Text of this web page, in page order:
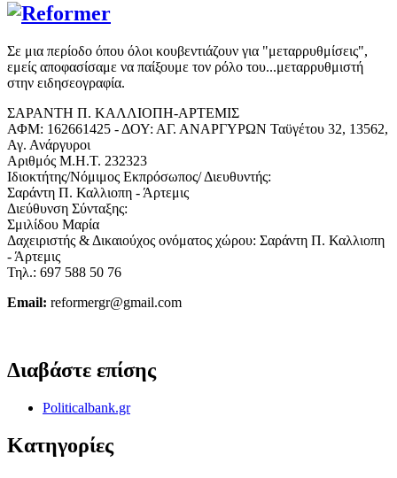
Σε μια περίοδο όπου όλοι κουβεντιάζουν για "μεταρρυθμίσεις",
εμείς αποφασίσαμε να παίξουμε τον ρόλο του...μεταρρυθμιστή
στην ειδησεογραφία.
ΣΑΡΑΝΤΗ Π. ΚΑΛΛΙΟΠΗ-ΑΡΤΕΜΙΣ
ΑΦΜ: 162661425 - ΔΟΥ: ΑΓ. ΑΝΑΡΓΥΡΩΝ Ταϋγέτου 32, 13562,
Αγ. Ανάργυροι
Αριθμός Μ.Η.Τ. 232323
Ιδιοκτήτης/Νόμιμος Εκπρόσωπος/ Διευθυντής:
Σαράντη Π. Καλλιοπη - Άρτεμις
Διεύθυνση Σύνταξης:
Σμιλίδου Μαρία
Δαχειριστής & Δικαιούχος ονόματος χώρου: Σαράντη Π. Καλλιοπη
- Άρτεμις
Τηλ.: 697 588 50 76
Email: reformergr@gmail.com
Διαβάστε επίσης
Politicalbank.gr
Κατηγορίες